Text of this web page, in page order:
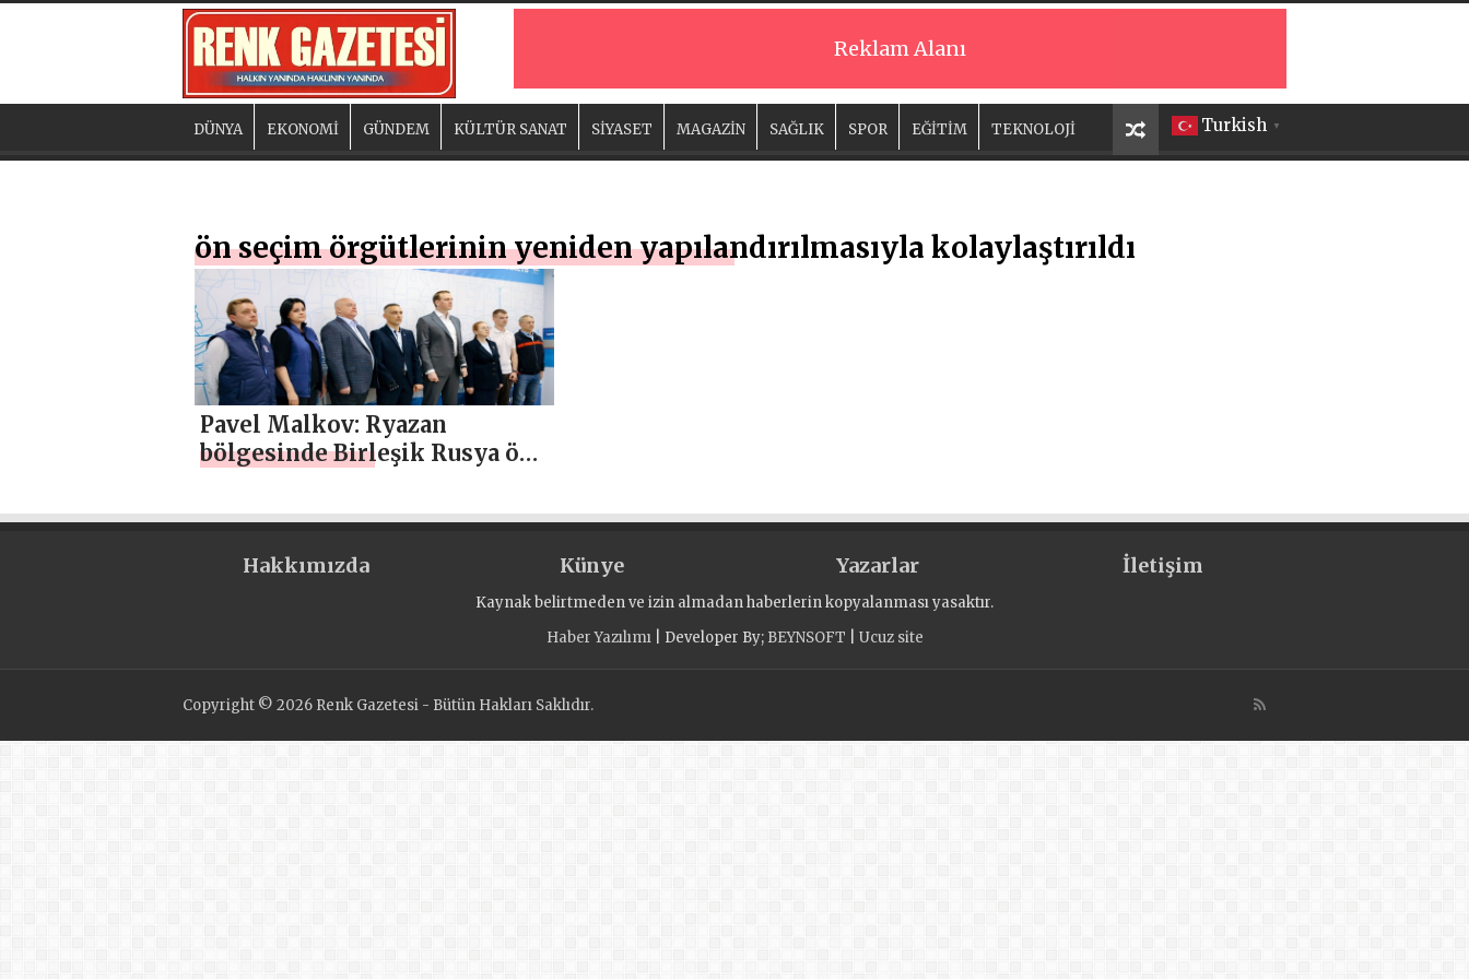
Reklam Alanı
Turkish ▼
DÜNYA EKONOMİ GÜNDEM KÜLTÜR SANAT SİYASET MAGAZİN SAĞLIK SPOR EĞİTİM TEKNOLOJİ
ön seçim örgütlerinin yeniden yapılandırılmasıyla kolaylaştırıldı
Pavel Malkov: Ryazan
bölgesinde Birleşik Rusya ön
şekilde yürütülmesi, ön seçim
yapılandırılmasıyla
Hakkımızda Künye Yazarlar İletişim
Kaynak belirtmeden ve izin almadan haberlerin kopyalanması yasaktır.
Haber Yazılımı| Developer By; BEYNSOFT Ucuz site
Copyright © 2026 Renk Gazetesi - Bütün Hakları Saklıdır.